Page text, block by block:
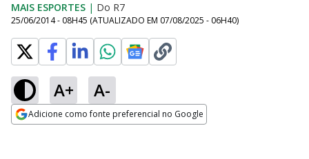
MAIS ESPORTES | Do R7
25/06/2014 - 08H45 (ATUALIZADO EM 07/08/2025 - 06H40)
A+ A-
Adicione como fonte preferencial no Google